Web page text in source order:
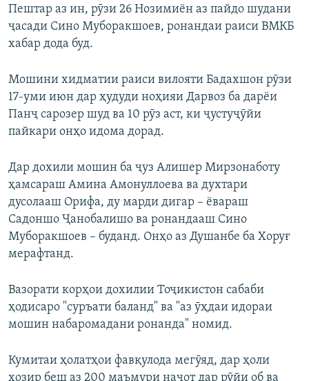
Пештар аз ин, рӯзи 26 Нозимиён аз пайдо шудани
ҷасади Сино Муборакшоев, ронандаи раиси ВМКБ
хабар дода буд.
Мошини хидматии раиси вилояти Бадахшон рӯзи
17-уми июн дар ҳудуди ноҳияи Дарвоз ба дарёи
Панҷ сарозер шуд ва 10 рӯз аст, ки ҷустуҷӯйи
пайкари онҳо идома дорад.
Дар дохили мошин ба ҷуз Алишер Мирзонаботу
ҳамсараш Амина Амонуллоева ва духтари
дусолааш Орифа, ду марди дигар – ёвараш
Садоншо Ҷанобалишо ва ронандааш Сино
Муборакшоев – буданд. Онҳо аз Душанбе ба Хоруғ
мерафтанд.
Вазорати корҳои дохилии Тоҷикистон сабаби
ҳодисаро "суръати баланд" ва "аз ӯҳдаи идораи
мошин набаромадани ронанда" номид.
Кумитаи ҳолатҳои фавқулода мегӯяд, дар ҳоли
ҳозир беш аз 200 маъмури наҷот дар рӯйи об ва